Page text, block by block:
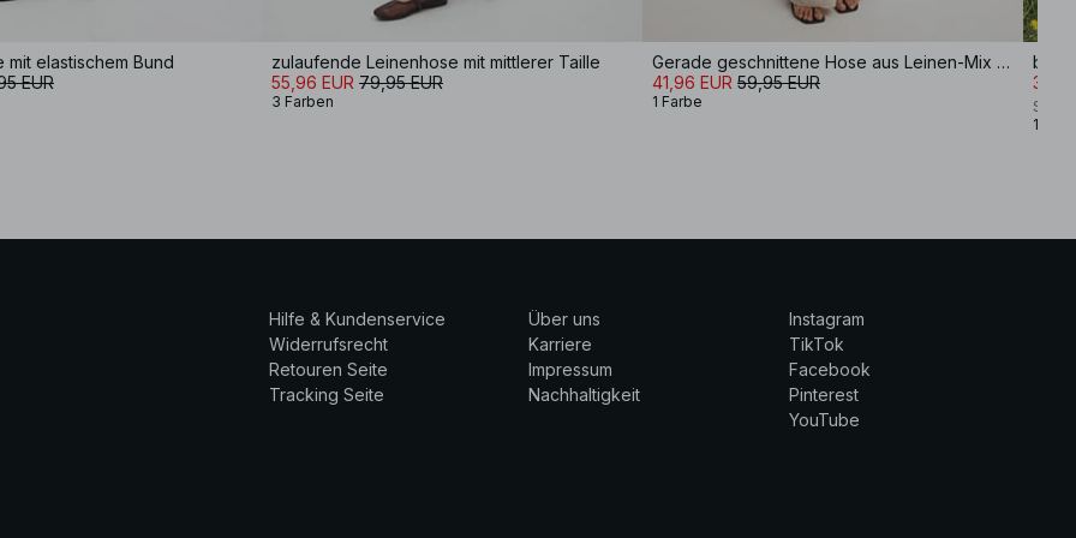
mit elastischem Bund
EUR
zulaufende Leinenhose mit mittlerer Taille
55,96 EUR 79,95 EUR
3 Farben
Gerade geschnittene Hose aus Leinen-Mix mit mittelhoher Taille
41,96 EUR 59,95 EUR
1 Farbe
Sofi
1
Hilfe & Kundenservice
Widerrufsrecht
Retouren Seite
Tracking Seite
Über uns
Karriere
Impressum
Nachhaltigkeit
Instagram
TikTok
Facebook
Pinterest
YouTube